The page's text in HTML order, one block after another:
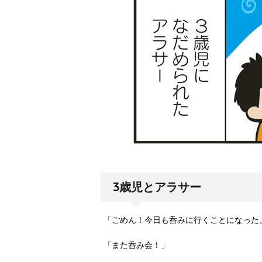
3歳児とアラサー
「ごめん！今日も呑みに行くことになった
「また呑み会！」